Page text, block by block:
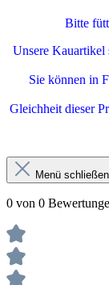
Bitte
Unsere Kauartikel
Sie können in
Gleichheit dieser
Menü schließen
0 von 0